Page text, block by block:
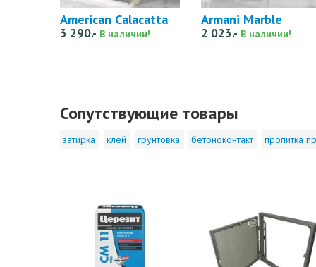
American Calacatta
3 290.- В наличии!
Armani Marble
2 023.- В наличии!
Сопутствующие товары
затирка клей грунтовка бетоноконтакт пропитка